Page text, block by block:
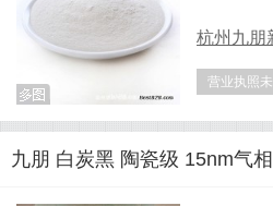
杭州九朋
营业执照
九朋 白炭黑 陶瓷级 15nm气